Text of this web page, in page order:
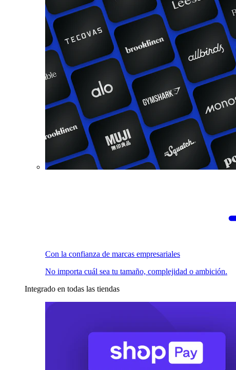
Con la confianza de marcas empresariales
No importa cuál sea tu tamaño, complejidad o ambición.
Integrado en todas las tiendas